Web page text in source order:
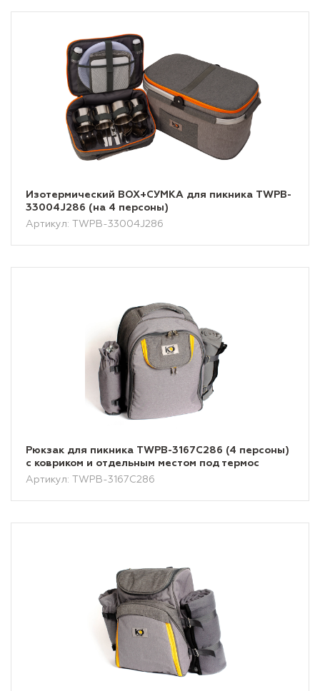
Изотермический BOX+СУМКА для пикника TWPB-
33004J286 (на 4 персоны)
Артикул: TWPB-33004J286
Рюкзак для пикника TWPB-3167C286 (4 персоны)
с ковриком и отдельным местом под термос
Артикул: TWPB-3167C286